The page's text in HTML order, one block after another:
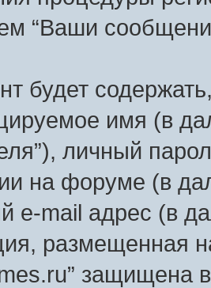
“Ваши
будет
имя (в
личный
на форуме (в
e-mail адрес (в
размещенная
защищена